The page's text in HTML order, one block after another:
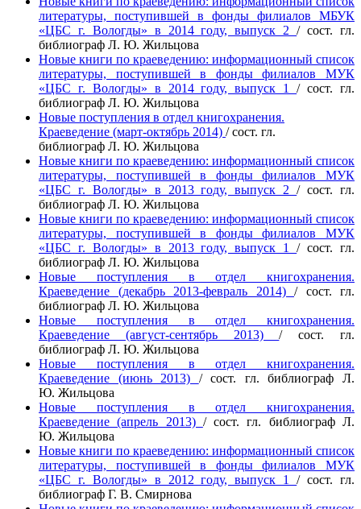
литературы, поступившей в фонды филиалов МБУК
«ЦБС г. Вологды» в 2014 году, выпуск 2/сост. гл.
библиограф Л. Ю. Жильцова
Новые книги по краеведению: информационный список
литературы, поступившей в фонды филиалов МУК
«ЦБС г. Вологды» в 2014 году, выпуск 1/сост. гл.
библиограф Л. Ю. Жильцова
Новые поступления в отдел книгохранения.
Краеведение (март-октябрь 2014) /сост. гл.
библиограф Л. Ю. Жильцова
Новые книги по краеведению: информационный список
литературы, поступившей в фонды филиалов МУК
«ЦБС г. Вологды» в 2013 году, выпуск 2/сост. гл.
библиограф Л. Ю. Жильцова
Новые книги по краеведению: информационный список
литературы, поступившей в фонды филиалов МУК
«ЦБС г. Вологды» в 2013 году, выпуск 1/сост. гл.
библиограф Л. Ю. Жильцова
Новые поступления в отдел книгохранения.
Краеведение (декабрь 2013-февраль 2014) / сост. гл.
библиограф Л. Ю. Жильцова
Новые поступления в отдел книгохранения.
Краеведение (август-сентябрь 2013)/сост. гл.
библиограф Л. Ю. Жильцова
Новые поступления в отдел книгохранения.
Краеведение (июнь 2013) /сост. гл. библиографЛ.
Ю. Жильцова
Новые поступления в отдел книгохранения.
Краеведение (апрель 2013) /сост. гл. библиографЛ.
Ю. Жильцова
Новые книги по краеведению: информационный список
литературы, поступившей в фонды филиалов МУК
«ЦБС г. Вологды» в 2012 году, выпуск 1/ сост. гл.
библиограф Г. В. Смирнова